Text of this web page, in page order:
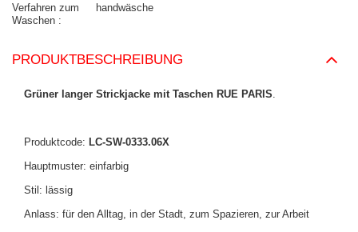
Verfahren zum
Waschen
handwäsche
PRODUKTBESCHREIBUNG
Grüner langer Strickjacke mit Taschen RUE PARIS
Produktcode: LC-SW-0333.06X
Hauptmuster: einfarbig
Stil: lässig
Anlass: für den Alltag, in der Stadt, zum Spazieren, zur Arbeit